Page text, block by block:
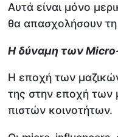
Αυτά είναι μόνο
θα απασχολήσουν
Η δύναμη τωνMicro
Η εποχή των
της στην εποχή των
πιστών κοινοτήτων.